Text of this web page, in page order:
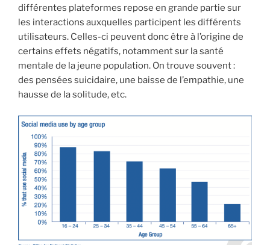
différentes plateformes repose en grande partie sur
les interactions auxquelles participent les différents
utilisateurs. Celles-ci peuvent donc être à l’origine de
certains effets négatifs, notamment sur la santé
mentale de la jeune population. On trouve souvent :
des pensées suicidaire, une baisse de l’empathie, une
hausse de la solitude, etc.